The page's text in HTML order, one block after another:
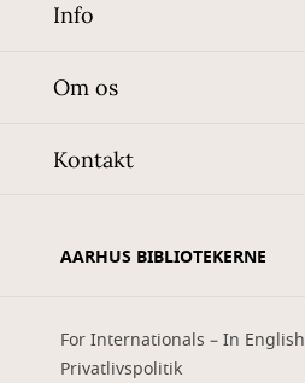
Info
Om os
Kontakt
AARHUS BIBLIOTEKERNE
For Internationals – In English
Privatlivspolitik